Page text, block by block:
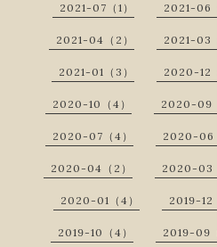
2021-07（1） 2021-06
2021-04（2） 2021-03
2021-01（3） 2020-12
2020-10（4） 2020-09
2020-07（4） 2020-06
2020-04（2） 2020-03
2020-01（4） 2019-12
2019-10（4） 2019-09